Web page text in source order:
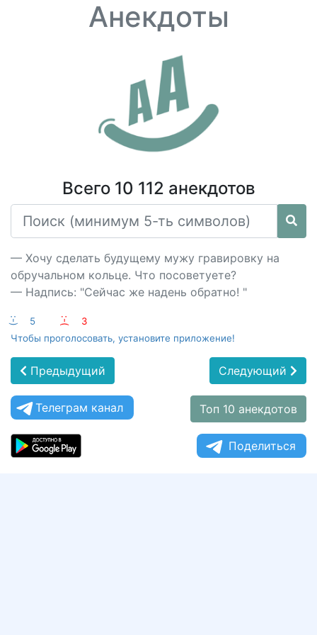
Анекдоты
Всего 10 112 анекдотов
— Хочу сделать будущему мужу гравировку на
обручальном кольце. Что посоветуете?
— Надпись: "Сейчас же надень обратно! "
:-) 5 :-(
3
Чтобы проголосовать, установите приложение!
Предыдущий Следующий
Телеграм канал Топ 10 анекдотов
Поделиться